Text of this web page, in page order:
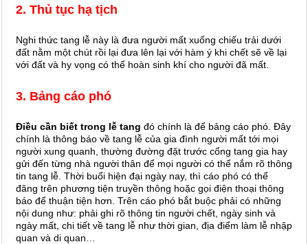
2. Thủ tục hạ tịch
Nghi thức tang lễ này là đưa người mất xuống chiếu trải dưới
đất nằm một chút rồi lại đưa lên lại với hàm ý khi chết sẽ về lại
với đất và hy vọng có thể hoàn sinh khí cho người đã mất.
3. Bảng cáo phó
Điều cần biết trong lễ tang đó chính là để bảng cáo phó. Đây
chính là thông báo về tang lễ của gia đình người mất tới mọi
người xung quanh, thường đường đặt trước cổng tang gia hay
gửi đến từng nhà người thân để mọi người có thể nắm rõ thông
tin tang lễ. Thời buổi hiện đại ngày nay, thì cáo phó có thể
đăng trên phương tiện truyền thông hoặc gọi điện thoại thông
báo để thuận tiện hơn. Trên cáo phó bắt buộc phải có những
nội dung như: phải ghi rõ thông tin người chết, ngày sinh và
ngày mất, chi tiết về tang lễ như thời gian, địa điểm làm lễ nhập
quan và di quan…